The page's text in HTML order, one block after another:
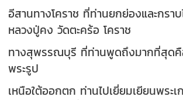
อีสานทางโคราช ที่ท่านยกย่องและกรา
หลวงปู่คง วัดตะคร้อ โคราช
ทางสุพรรณบุรี ที่ท่านพูดถึงมากที่สุด
พระรูป
เหนือใต้ออกตก ท่านไปเยี่ยมเยียนพระ